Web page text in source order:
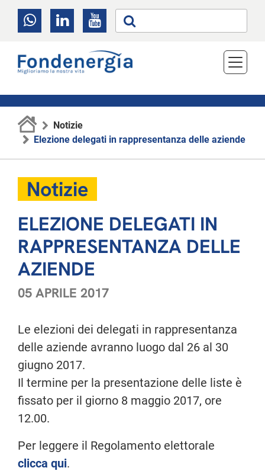
Notizie
Elezione delegati in rappresentanza delle aziende
Notizie
ELEZIONE DELEGATI IN
RAPPRESENTANZA DELLE
AZIENDE
05 APRILE 2017
Le elezioni dei delegati in rappresentanza
delle aziende avranno luogo dal 26 al 30
giugno 2017.
Il termine per la presentazione delle liste è
fissato per il giorno 8 maggio 2017, ore
12.00.
Per leggere il Regolamento elettorale
clicca qui.